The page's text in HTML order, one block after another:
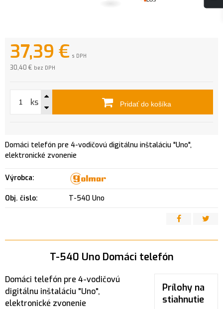
37,39 € s DPH
30,40 € bez DPH
ks Pridať do košíka
Domáci telefón pre 4-vodičovú digitálnu inštaláciu "Uno",
elektronické zvonenie
Výrobca:
Obj. čislo: T-540 Uno
T-540 Uno Domáci telefón
Prílohy na
stiahnutie
Domáci telefón pre 4-vodičovú
digitálnu inštaláciu "Uno",
elektronické zvonenie